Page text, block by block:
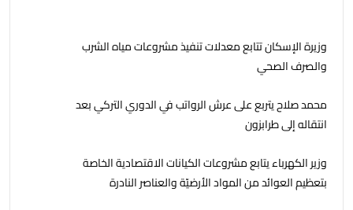
وزيرة الإسكان تتابع معدلات تنفيذ مشروعات مياه الشرب
والصرف الصحي
محمد صلاح يتربع على عرش الرواتب في الدوري التركي بعد
انتقاله إلى طرابزون
وزير الكهرباء يتابع مشروعات الكيانات الاقتصادية الخاصة
بتعظيم العوائد من المواد الأرضيّة والعناصر النادرة